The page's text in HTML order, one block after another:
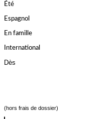
Été
Espagnol
En famille
International
Dès
(hors frais de dossier)